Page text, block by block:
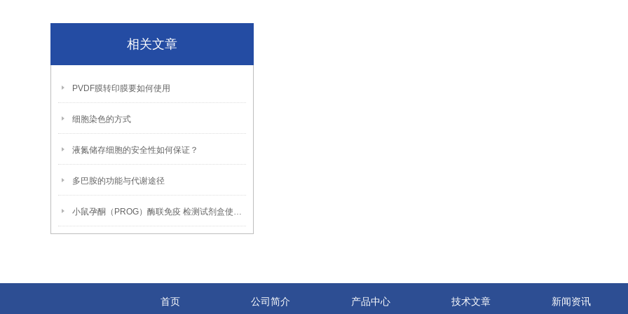
相关文章
PVDF膜转印膜要如何使用
细胞染色的方式
液氮储存细胞的安全性如何保证？
多巴胺的功能与代谢途径
小鼠孕酮（PROG）酶联免疫 检测试剂盒使用说明书
首页 公司简介 产品中心 技术文章 新闻资讯